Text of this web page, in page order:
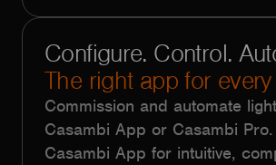
Configure. Control.
The right app for
Commission and automate
Casambi App or Casambi
Casambi App for intuitive,